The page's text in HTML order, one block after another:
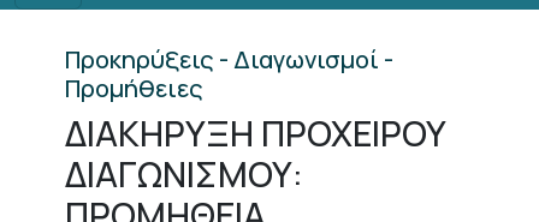
Προκηρύξεις - Διαγωνισμοί -
Προμήθειες
ΔΙΑΚΗΡΥΞΗ ΠΡΟΧΕΙΡΟΥ
ΔΙΑΓΩΝΙΣΜΟΥ: